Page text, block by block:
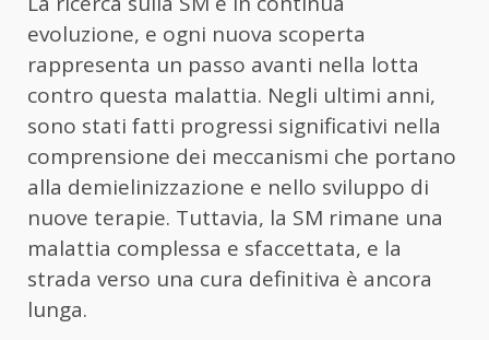
evoluzione, e ogni nuova scoperta
rappresenta un passo avanti nella lotta
contro questa malattia. Negli ultimi anni,
sono stati fatti progressi significativi nella
comprensione dei meccanismi che portano
alla demielinizzazione e nello sviluppo di
nuove terapie. Tuttavia, la SM rimane una
malattia complessa e sfaccettata, e la
strada verso una cura definitiva è ancora
lunga.